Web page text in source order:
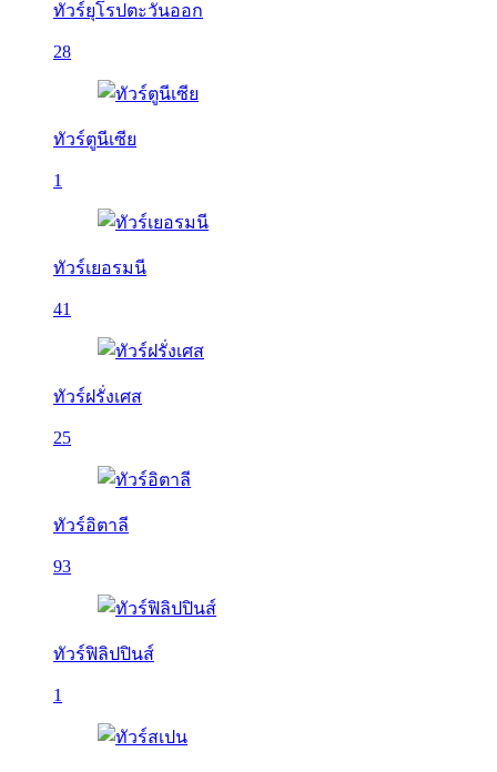
ทัวร์ยุโรปตะวันออก
28
ทัวร์ตูนีเซีย
1
ทัวร์เยอรมนี
41
ทัวร์ฝรั่งเศส
25
ทัวร์อิตาลี
93
ทัวร์ฟิลิปปินส์
1